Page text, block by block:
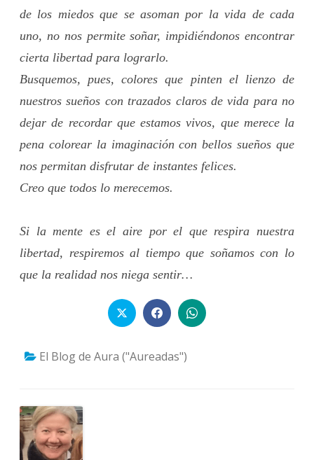
de los miedos que se asoman por la vida de cada
uno, no nos permite soñar, impidiéndonos encontrar
cierta libertad para lograrlo.
Busquemos, pues, colores que pinten el lienzo de
nuestros sueños con trazados claros de vida para no
dejar de recordar que estamos vivos, que merece la
pena colorear la imaginación con bellos sueños que
nos permitan disfrutar de instantes felices.
Creo que todos lo merecemos.
Si la mente es el aire por el que respira nuestra
libertad, respiremos al tiempo que soñamos con lo
que la realidad nos niega sentir…
El Blog de Aura ("Aureadas")